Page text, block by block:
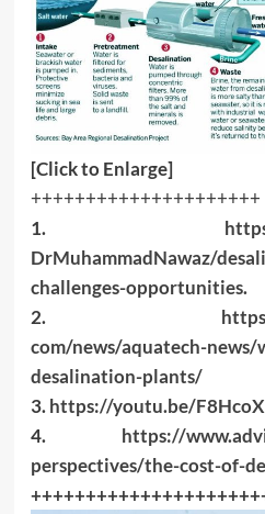
[Click to Enlarge]
+++++++++++++++++++++
1.
DrMuhammadNawaz/
challenges-opportunities.
2.
com/news/aquatech-news/
desalination-plants/
3.https://youtu.be/
4. https://
perspectives/the-cost-of-